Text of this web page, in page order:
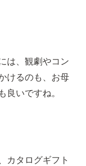
は、観劇やコン
けるのも、お母
良いですね。
カタログギフト